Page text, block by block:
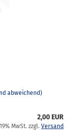
abweichend)
2,00 EUR
MwSt. zzgl. Versand